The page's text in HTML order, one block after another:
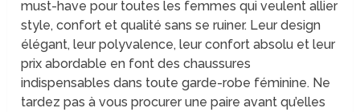
must-have pour toutes les femmes qui veulent allier
style, confort et qualité sans se ruiner. Leur design
élégant, leur polyvalence, leur confort absolu et leur
prix abordable en font des chaussures
indispensables dans toute garde-robe féminine. Ne
tardez pas à vous procurer une paire avant qu’elles